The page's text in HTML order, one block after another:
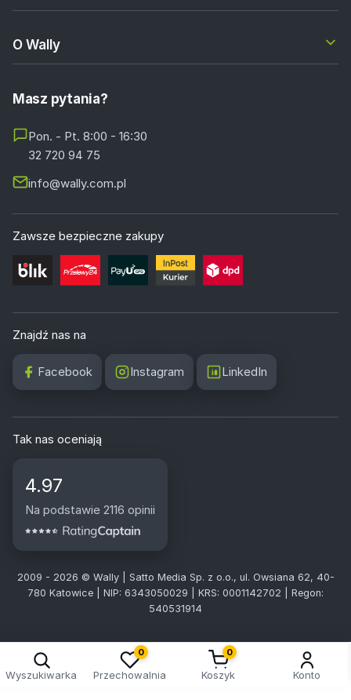
O Wally
Masz pytania?
Pon. - Pt. 8:00 - 16:30
32 720 94 75
info@wally.com.pl
Zawsze bezpieczne zakupy
Znajdź nas na
Facebook Instagram LinkedIn
Tak nas oceniają
4.97
Na podstawie 2116 opinii
2009 - 2026 © Wally | Satto Media Sp. z o.o., ul. Owsiana 62, 40-
780 Katowice | NIP: 6343050029 | KRS: 0001142702 | Regon:
540531914
Wyszukiwarka
0
Przechowalnia
0
Koszyk Konto